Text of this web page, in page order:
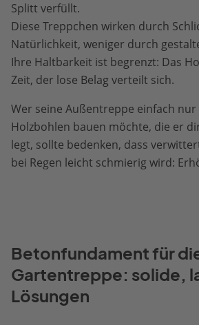
Splitt verfüllt.
Diese Treppchen wirken durch
Natürlichkeit, weniger durch
Ihre Haltbarkeit ist begrenzt: Das
Zeit, der lose Belag verteilt sich.
Wer seine Außentreppe einfach nur
Holzbohlen bauen möchte, die er
legt, sollte bedenken, dass
bei Regen leicht schmierig wird:
Betonfundament für
Gartentreppe: solide,
Lösungen